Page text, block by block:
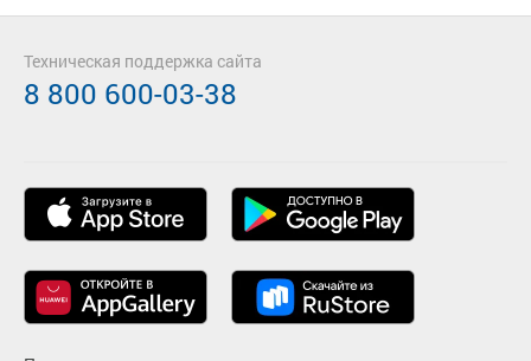
Техническая поддержка сайта
8 800 600-03-38